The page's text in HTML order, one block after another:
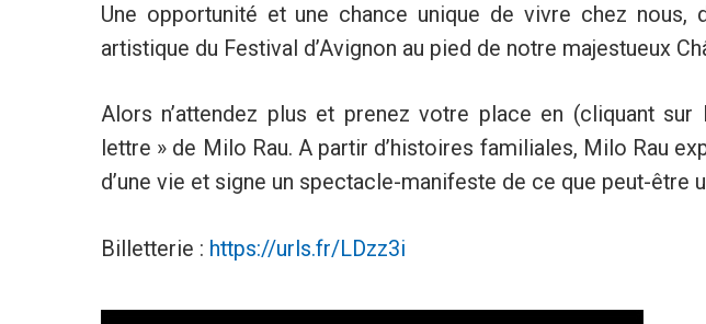
Une opportunité et une chance unique de vivre chez nous,
artistique du Festival d’Avignon au pied de notre majestueux
Alors n’attendez plus et prenez votre place en (cliquant
lettre » de Milo Rau. A partir d’histoires familiales, Milo Rau
d’une vie et signe un spectacle-manifeste de ce que peut-être
Billetterie : https://urls.fr/LDzz3i